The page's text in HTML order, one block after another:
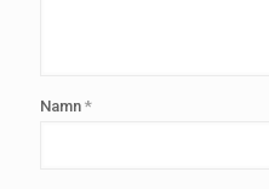
Namn *